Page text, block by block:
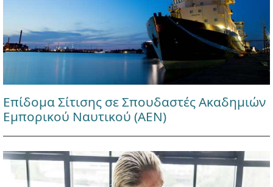
Επίδομα Σίτισης σε Σπουδαστές Ακαδημιών
Εμπορικού Ναυτικού (ΑΕΝ)